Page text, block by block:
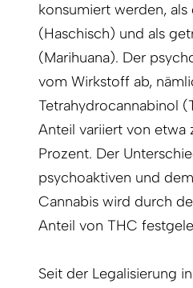
konsumiert werden, als
(Haschisch) und als
(Marihuana). Der
vom Wirkstoff ab,
Tetrahydrocannabinol
Anteil variiert von etwa
Prozent. Der
psychoaktiven und
Cannabis wird durch
Anteil von THC
Seit der Legalisierung